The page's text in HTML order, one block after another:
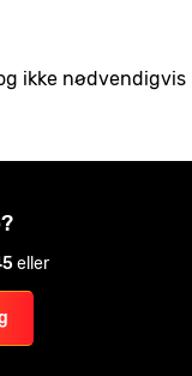
ikke nødvendigvis
eller